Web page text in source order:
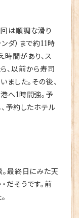
は順調な滑り
ダ）まで約11時
間があり、ス
、以前から寿司
ました。その後、
へ1時間強。予
予約したホテル
最終日にみた天
だそうです。前